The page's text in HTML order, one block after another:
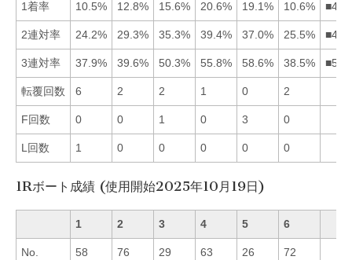
1着率 10.5% 12.8% 15.6% 20.6% 19.1% 10.6%
2連対率 24.2% 29.3% 35.3% 39.4% 37.0% 25.5%
3連対率 37.9% 39.6% 50.3% 55.8% 58.6% 38.5%
転覆回数 6 2 2 1 0 2
F回数 0 0 1 0 3 0
L回数 1 0 0 0 0 0
1Rボート成績 (使用開始2025年10月19日)
1 2 3 4 5 6
No. 58 76 29 63 26 72